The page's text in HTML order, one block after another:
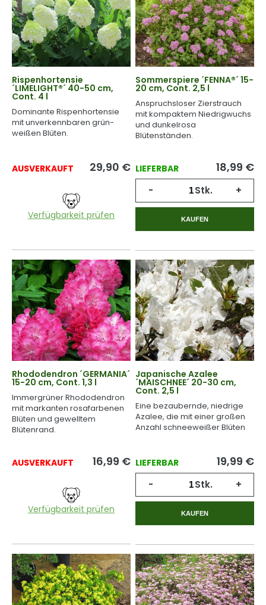
Rispenhortensie
´LIMELIGHT®´ 40-50 cm,
Cont. 4 l
Dominante Rispenhortensie
mit unverkennbaren grün-
weißen Blüten.
AUSVERKAUFT 29,90 €
Verfügbarkeit prüfen
Sommerspiere ´FENNA®´ 15-
20 cm, Cont. 2,5 l
Anspruchsloser Zierstrauch
mit kompaktem Niedrigwuchs
und dunkelrosa
Blütenständen.
LIEFERBAR 18,99 €
- Stk. +
KAUFEN
Rhododendron ´GERMANIA´
15-20 cm, Cont. 1,3 l
Immergrüner Rhododendron
mit markanten rosafarbenen
Blüten und gewelltem
Blütenrand.
AUSVERKAUFT 16,99 €
Verfügbarkeit prüfen
Japanische Azalee
´MAISCHNEE´ 20-30 cm,
Cont. 2,5 l
Eine bezaubernde, niedrige
Azalee, die mit einer großen
Anzahl schneeweißer Blüten
LIEFERBAR 19,99 €
- Stk. +
KAUFEN